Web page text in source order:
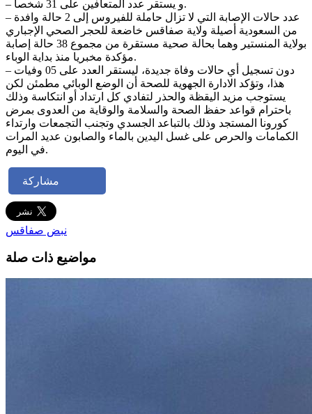
– و يستقر عدد المتعافين على 31 شخصا.
– عدد حالات الإصابة التي لا تزال حاملة للفيروس إلى 2 حالة وافدة
من السعودية أصيلة ولاية صفاقس خاضعة للحجر الصحي الإجباري
بولاية المنستير وهما بحالة صحية مستقرة من مجموع 38 حالة إصابة
مؤكدة مخبريا منذ بداية الوباء.
– دون تسجيل أي حالات وفاة جديدة، ليستقر العدد على 05 وفيات
هذا، وتؤكد الادارة الجهوية للصحة أن الوضع الوبائي مطمئن لكن
يستوجب مزيد اليقظة والحذر لتفادي كل ارتداد أو انتكاسة وذلك
باحترام قواعد حفظ الصحة والسلامة والوقاية من العدوى بمرض
كورونا المستجد وذلك بالتباعد الجسدي وتجنب التجمعات وارتداء
الكمامات والحرص على غسل اليدين بالماء والصابون عديد المرات
في اليوم.
مشاركة
نبض صفاقس
مواضيع ذات صلة